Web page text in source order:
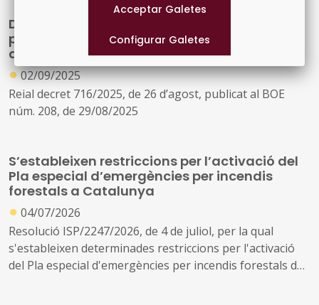
Directrius i criteris comuns dels plans anuals
per a la prevenció, vigilància i extinció
d’incendis forestals
●02/09/2025
Reial decret 716/2025, de 26 d’agost, publicat al BOE
núm. 208, de 29/08/2025
S’estableixen restriccions per l’activació del
Pla especial d’emergències per incendis
forestals a Catalunya
● 04/07/2026
Resolució ISP/2247/2026, de 4 de juliol, per la qual
s'estableixen determinades restriccions per l'activació
del Pla especial d'emergències per incendis forestals de